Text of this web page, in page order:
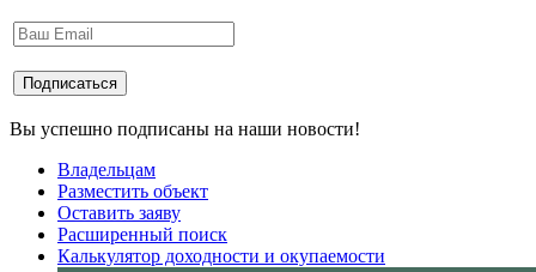
Вы успешно подписаны на наши новости!
Владельцам
Разместить объект
Оставить заяву
Расширенный поиск
Калькулятор доходности и окупаемости